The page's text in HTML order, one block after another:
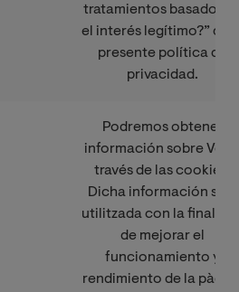
tratamientos basados
el interés legítimo?” de
presente política de
privacidad.
Podremos obtener
información sobre Vd.,
través de las cookies.
Dicha información serà
utilitzada con la
de mejorar el
funcionamiento y
rendimiento de la